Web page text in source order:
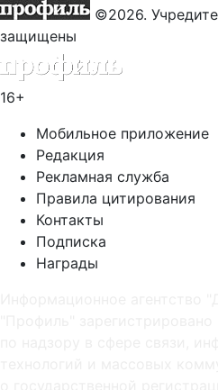
©2026.
защищены
16+
Мобильное приложение
Редакция
Рекламная служба
Правила цитирования
Контакты
Подписка
Награды